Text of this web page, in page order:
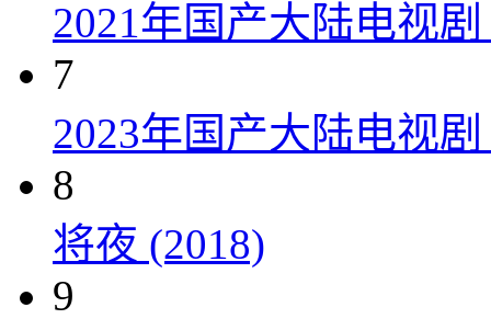
2021年国产大陆电视
7
2023年国产大陆电视
8
将夜 (2018)
9